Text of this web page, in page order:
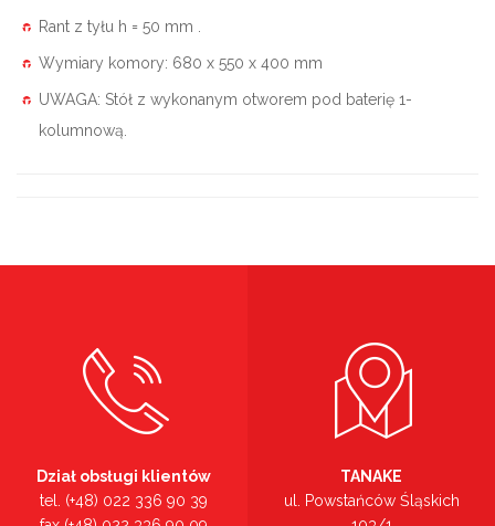
Rant z tyłu h = 50 mm .
Wymiary komory: 680 x 550 x 400 mm
UWAGA: Stół z wykonanym otworem pod baterię 1-
kolumnową.
Dział obsługi klientów
tel. (+48) 022 336 90 39
TANAKE
ul. Powstańców Śląskich